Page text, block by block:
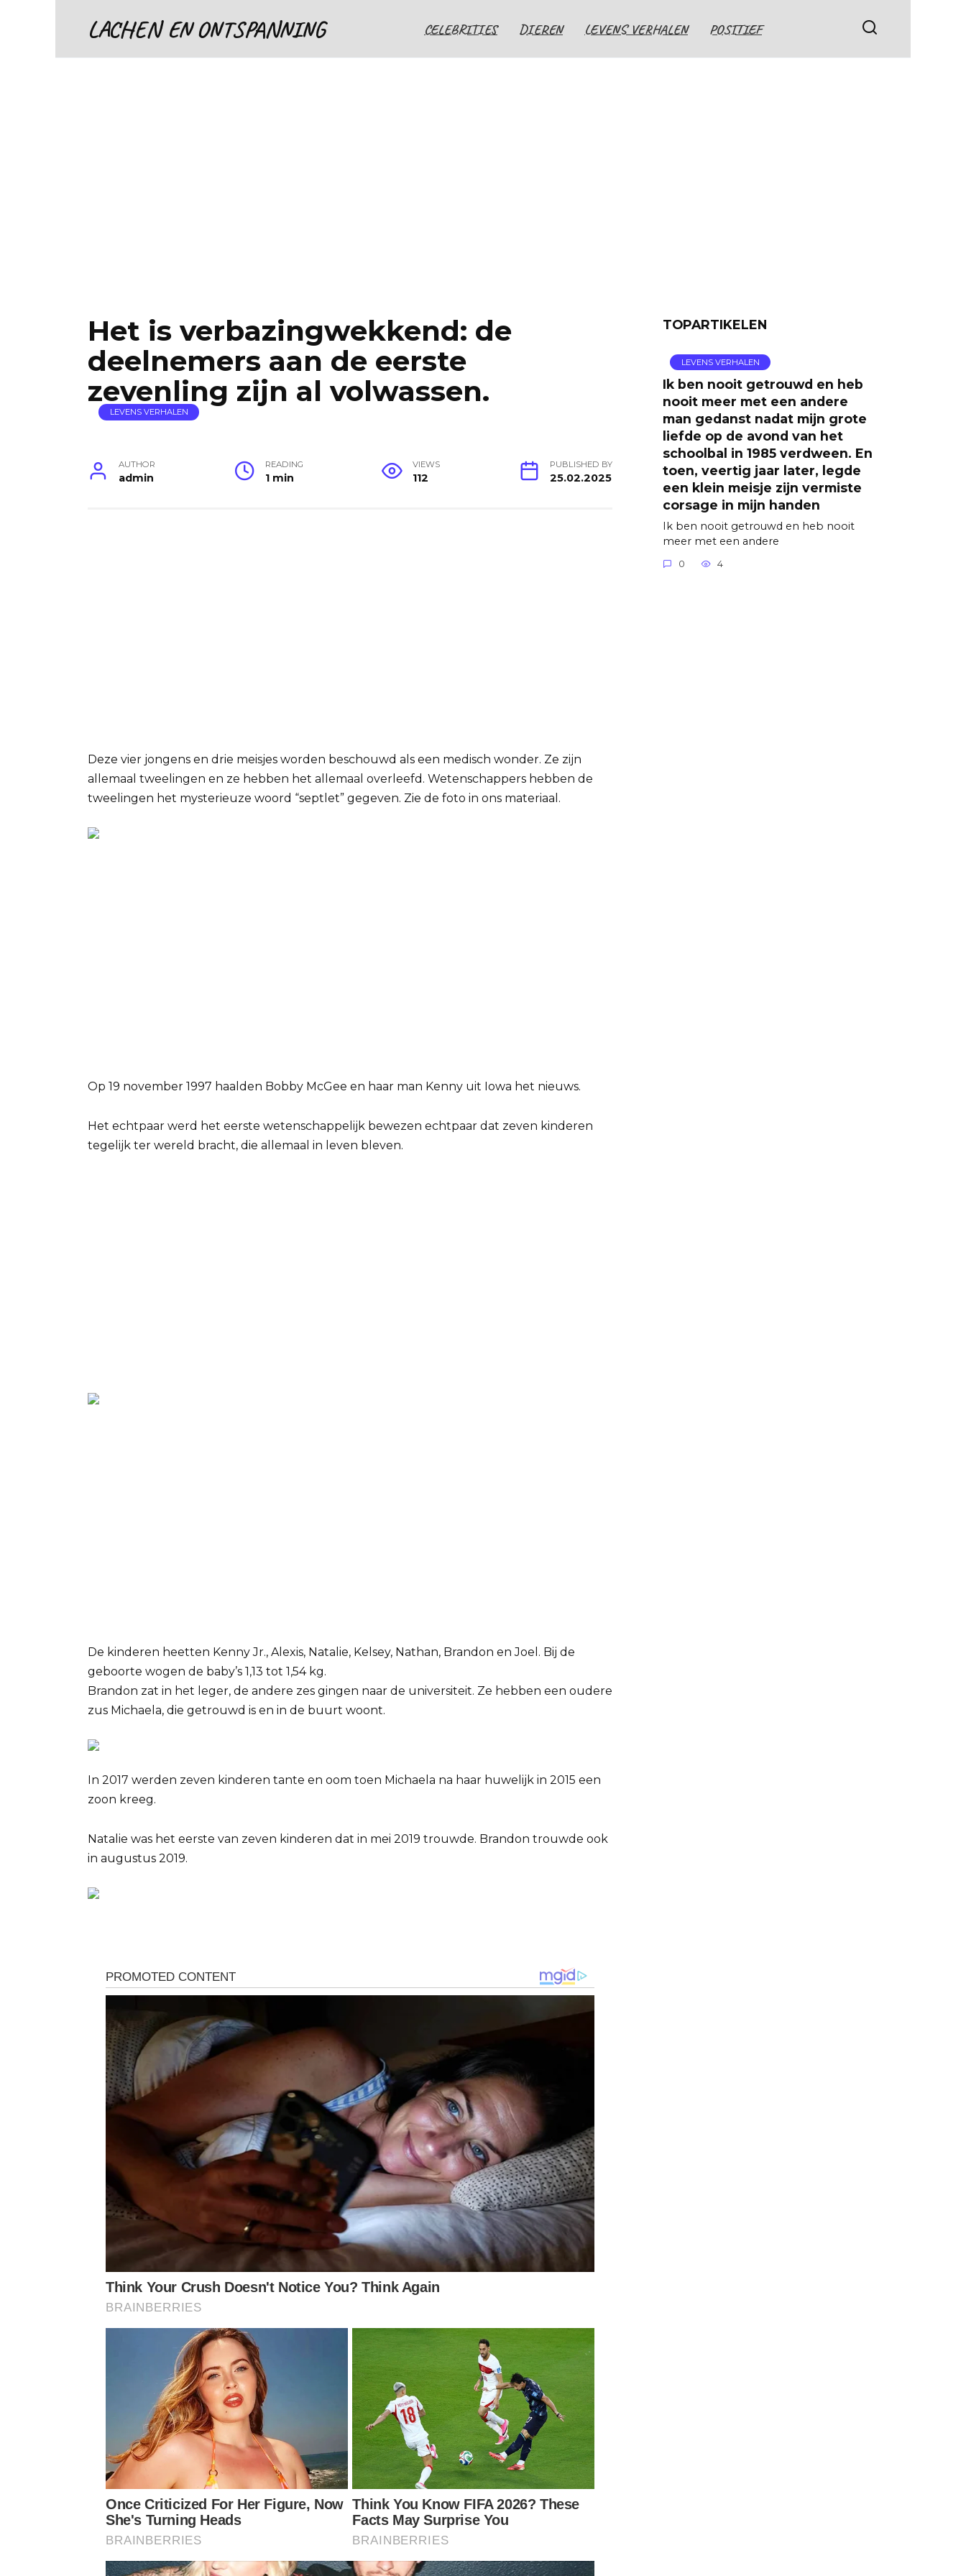
LACHEN EN ONTSPANNING CELEBRITIES DIEREN LEVENS VERHALEN POSITIEF
Het is verbazingwekkend: de
deelnemers aan de eerste
zevenling zijn al volwassen.
LEVENS VERHALEN
AUTHOR
admin
READING
1 min
VIEWS
112
PUBLISHED BY
25.02.2025
Deze vier jongens en drie meisjes worden beschouwd als een medisch wonder. Ze zijn
allemaal tweelingen en ze hebben het allemaal overleefd. Wetenschappers hebben de
tweelingen het mysterieuze woord “septlet” gegeven. Zie de foto in ons materiaal.
Op 19 november 1997 haalden Bobby McGee en haar man Kenny uit Iowa het nieuws.
Het echtpaar werd het eerste wetenschappelijk bewezen echtpaar dat zeven kinderen
tegelijk ter wereld bracht, die allemaal in leven bleven.
De kinderen heetten Kenny Jr., Alexis, Natalie, Kelsey, Nathan, Brandon en Joel. Bij de
geboorte wogen de baby’s 1,13 tot 1,54 kg.
Brandon zat in het leger, de andere zes gingen naar de universiteit. Ze hebben een oudere
zus Michaela, die getrouwd is en in de buurt woont.
In 2017 werden zeven kinderen tante en oom toen Michaela na haar huwelijk in 2015 een
zoon kreeg.
Natalie was het eerste van zeven kinderen dat in mei 2019 trouwde. Brandon trouwde ook
in augustus 2019.
TOPARTIKELEN
LEVENS VERHALEN
Ik ben nooit getrouwd en heb
nooit meer met een andere
man gedanst nadat mijn grote
liefde op de avond van het
schoolbal in 1985 verdween. En
toen, veertig jaar later, legde
een klein meisje zijn vermiste
corsage in mijn handen
Ik ben nooit getrouwd en heb nooit
meer met een andere
0 4